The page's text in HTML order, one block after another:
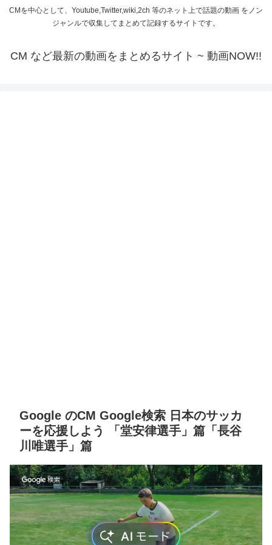
CMを中心として、Youtube,Twitter,wiki,2ch 等のネット上で話題の動画 をノン
ジャンルで収集してまとめて記録するサイトです。
CM など最新の動画をまとめるサイト ~ 動画NOW!!
Google のCM Google検索 日本のサッカ
ーを応援しよう 「堂安律選手」篇「長谷
川唯選手」篇